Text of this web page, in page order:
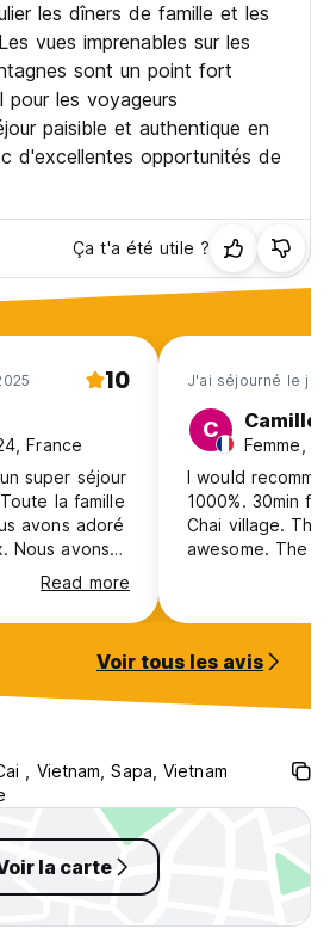
les dîners de famille et les
vues imprenables sur les
sont un point fort
pour les voyageurs
paisible et authentique en
d'excellentes opportunités de
Ça t'a été utile ?
10
France
super séjour
la famille
avons adoré
Nous avons
le trek au
manger avec
à
Read more
J'ai séjourné le
C Camille
Femme,
I would
1000%. 30min
Chai village.
awesome. The
good people
and learn to
activities and
Voir tous les avis
, Vietnam, Sapa, Vietnam
la carte